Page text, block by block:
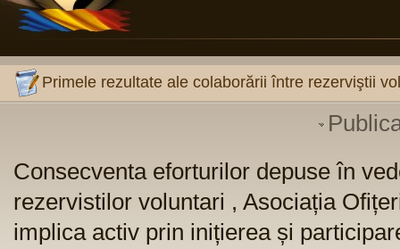
Primele rezultate ale colaborării între rezerviştii
Consecventa eforturilor depuse în
rezervistilor voluntari , Asociația
implica activ prin inițierea și